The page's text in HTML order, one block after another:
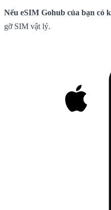
Nếu eSIM Gohub của bạn có
gỡ SIM vật lý.